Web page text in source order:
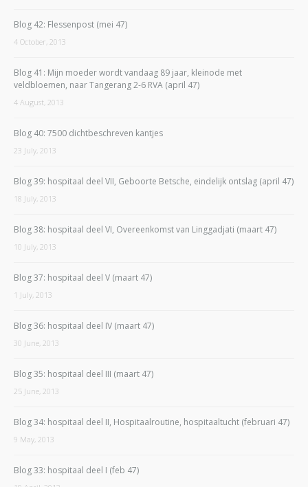
Blog 42: Flessenpost (mei 47)
4 October, 2013
Blog 41: Mijn moeder wordt vandaag 89 jaar, kleinode met
veldbloemen, naar Tangerang 2-6 RVA (april 47)
4 August, 2013
Blog 40: 7500 dichtbeschreven kantjes
23 July, 2013
Blog 39: hospitaal deel VII, Geboorte Betsche, eindelijk ontslag (april 47)
18 July, 2013
Blog 38: hospitaal deel VI, Overeenkomst van Linggadjati (maart 47)
10 July, 2013
Blog 37: hospitaal deel V (maart 47)
1 July, 2013
Blog 36: hospitaal deel IV (maart 47)
30 June, 2013
Blog 35: hospitaal deel III (maart 47)
25 June, 2013
Blog 34: hospitaal deel II, Hospitaalroutine, hospitaaltucht (februari 47)
9 May, 2013
Blog 33: hospitaal deel I (feb 47)